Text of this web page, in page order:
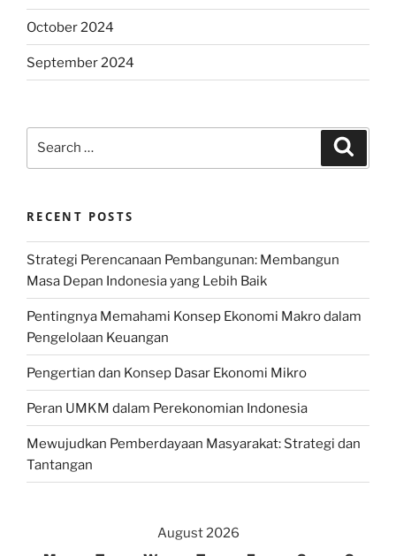
October 2024
September 2024
RECENT POSTS
Strategi Perencanaan Pembangunan: Membangun
Masa Depan Indonesia yang Lebih Baik
Pentingnya Memahami Konsep Ekonomi Makro dalam
Pengelolaan Keuangan
Pengertian dan Konsep Dasar Ekonomi Mikro
Peran UMKM dalam Perekonomian Indonesia
Mewujudkan Pemberdayaan Masyarakat: Strategi dan
Tantangan
August 2026